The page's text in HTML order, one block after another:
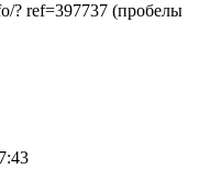
? ref=397737 (пробелы